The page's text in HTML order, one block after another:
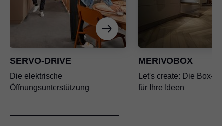
SERVO-DRIVE
Die elektrische
Öffnungsunterstützung
MERIVOBOX
Let's create: Die Box-
für Ihre Ideen